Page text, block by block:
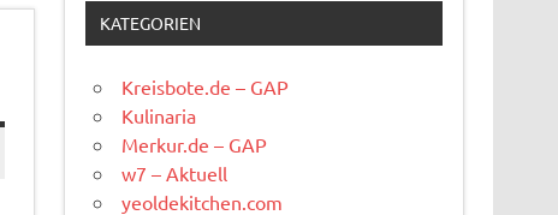
KATEGORIEN
Kreisbote.de – GAP
Kulinaria
Merkur.de – GAP
w7 – Aktuell
yeoldekitchen.com